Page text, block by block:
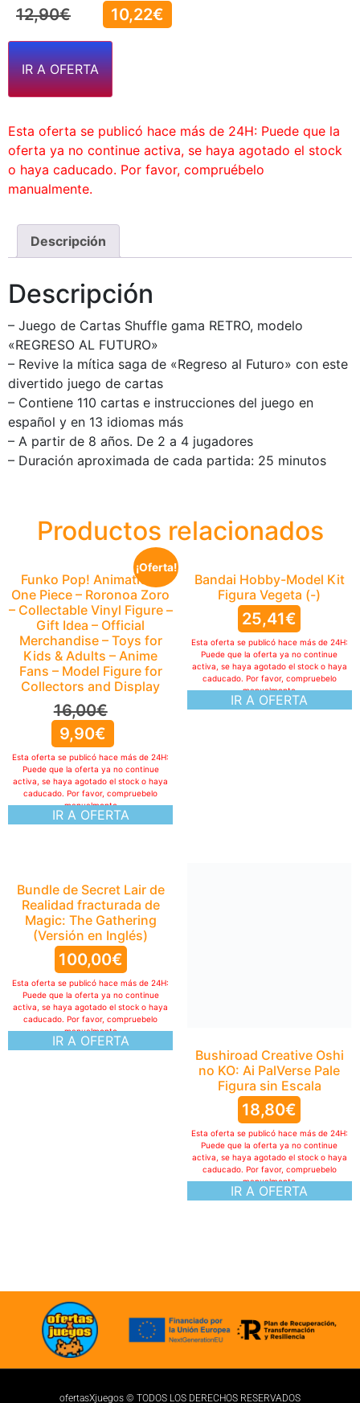
12,90€ 10,22€
IR A OFERTA
Esta oferta se publicó hace más de 24H: Puede que la
oferta ya no continue activa, se haya agotado el stock
o haya caducado. Por favor, compruébelo
manualmente.
Descripción
Descripción
– Juego de Cartas Shuffle gama RETRO, modelo
«REGRESO AL FUTURO»
– Revive la mítica saga de «Regreso al Futuro» con este
divertido juego de cartas
– Contiene 110 cartas e instrucciones del juego en
español y en 13 idiomas más
– A partir de 8 años. De 2 a 4 jugadores
– Duración aproximada de cada partida: 25 minutos
Productos relacionados
¡Oferta!
Funko Pop! Animation:
One Piece – Roronoa Zoro
– Collectable Vinyl Figure –
Gift Idea – Official
Merchandise – Toys for
Kids & Adults – Anime
Fans – Model Figure for
Collectors and Display
16,00€
9,90€
IR A OFERTA
Esta oferta se publicó hace más de 24H:
Puede que la oferta ya no continue
activa, se haya agotado el stock o haya
caducado. Por favor, compruebelo
manualmente
Bandai Hobby-Model Kit
Figura Vegeta (-)
25,41€
IR A OFERTA
Esta oferta se publicó hace más de 24H:
Puede que la oferta ya no continue
activa, se haya agotado el stock o haya
caducado. Por favor, compruebelo
manualmente
Bundle de Secret Lair de
Realidad fracturada de
Magic: The Gathering
(Versión en Inglés)
100,00€
IR A OFERTA
Esta oferta se publicó hace más de 24H:
Puede que la oferta ya no continue
activa, se haya agotado el stock o haya
caducado. Por favor, compruebelo
manualmente
Bushiroad Creative Oshi
no KO: Ai PalVerse Pale
Figura sin Escala
18,80€
IR A OFERTA
Esta oferta se publicó hace más de 24H:
Puede que la oferta ya no continue
activa, se haya agotado el stock o haya
caducado. Por favor, compruebelo
manualmente
ofertasXjuegos © TODOS LOS DERECHOS RESERVADOS